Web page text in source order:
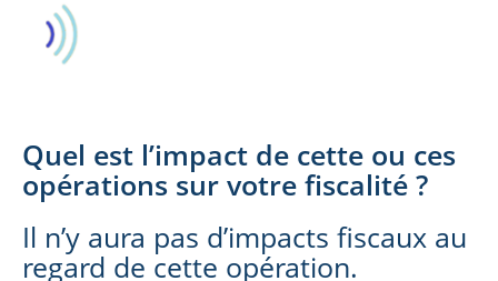
Quel est l’impact de cette ou ces
opérations sur votre fiscalité ?
Il n’y aura pas d’impacts fiscaux au
regard de cette opération.